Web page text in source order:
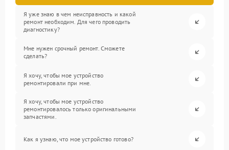
Я уже знаю в чем неисправность и какой
ремонт необходим. Для чего проводить
диагностику?
Мне нужен срочный ремонт. Сможете
сделать?
Я хочу, чтобы мое устройство
ремонтировали при мне.
Я хочу, чтобы мое устройство
ремонтировалось только оригинальными
запчастями.
Как я узнаю, что мое устройство готово?